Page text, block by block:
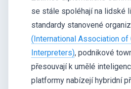
se stále spoléhají na lidské
standardy stanovené
(International Association of
Interpreters), podnikové
přesouvají k umělé
platformy nabízejí hybridní